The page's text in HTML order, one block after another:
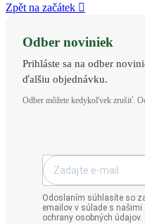
Zpět na začátek 
Odber noviniek
Prihláste sa na odber
ďalšiu objednávku.
Odber môžete kedykoľvek zrušiť.
Odoslaním súhlasíte so
emailov v súlade s
ochrany osobných údajov.